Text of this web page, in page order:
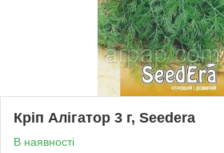
Кріп Алігатор 3 г, Seedera
В наявності